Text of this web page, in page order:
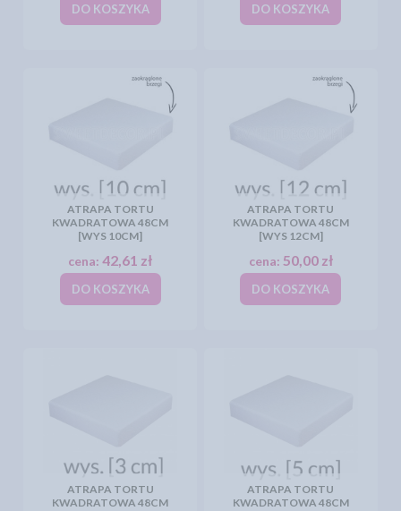
DO KOSZYKA DO KOSZYKA
ATRAPA TORTU
KWADRATOWA 48CM
[WYS 10CM]
cena:42,61 zł
DO KOSZYKA
ATRAPA TORTU
KWADRATOWA 48CM
[WYS 12CM]
cena: 50,00 zł
DO KOSZYKA
ATRAPA TORTU
KWADRATOWA 48CM
ATRAPA TORTU
KWADRATOWA 48CM